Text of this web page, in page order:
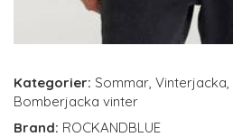
Kategorier: Sommar Vinterjacka
Bomberjacka vinter
Brand: ROCKANDBLUE